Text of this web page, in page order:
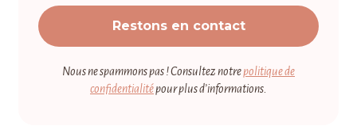
Nous ne spammons pas ! Consultez notrepolitique de
confidentialitépour plus d’informations.